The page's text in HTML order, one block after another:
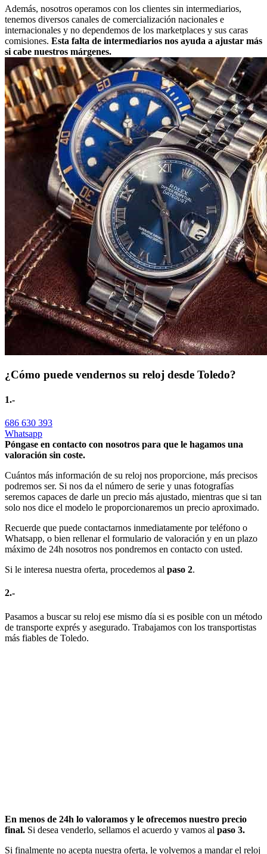
Además, nosotros operamos con los clientes sin intermediarios,
tenemos diversos canales de comercialización nacionales e
internacionales y no dependemos de los marketplaces y sus caras
comisiones. Esta falta de intermediarios nos ayuda a ajustar más
si cabe nuestros márgenes.
¿Cómo puede vendernos su reloj desde Toledo?
1.-
686 630 393
Whatsapp
Póngase en contacto con nosotros para que le hagamos una
valoración sin coste.
Cuántos más información de su reloj nos proporcione, más precisos
podremos ser. Si nos da el número de serie y unas fotografías
seremos capaces de darle un precio más ajustado, mientras que si tan
solo nos dice el modelo le proporcionaremos un precio aproximado.
Recuerde que puede contactarnos inmediatamente por teléfono o
Whatsapp, o bien rellenar el formulario de valoración y en un plazo
máximo de 24h nosotros nos pondremos en contacto con usted.
Si le interesa nuestra oferta, procedemos al paso 2.
2.-
Pasamos a buscar su reloj ese mismo día si es posible con un método
de transporte exprés y asegurado. Trabajamos con los transportistas
más fiables de Toledo.
En menos de 24h lo valoramos y le ofrecemos nuestro precio
final. Si desea venderlo, sellamos el acuerdo y vamos al paso 3.
Si finalmente no acepta nuestra oferta, le volvemos a mandar el reloj